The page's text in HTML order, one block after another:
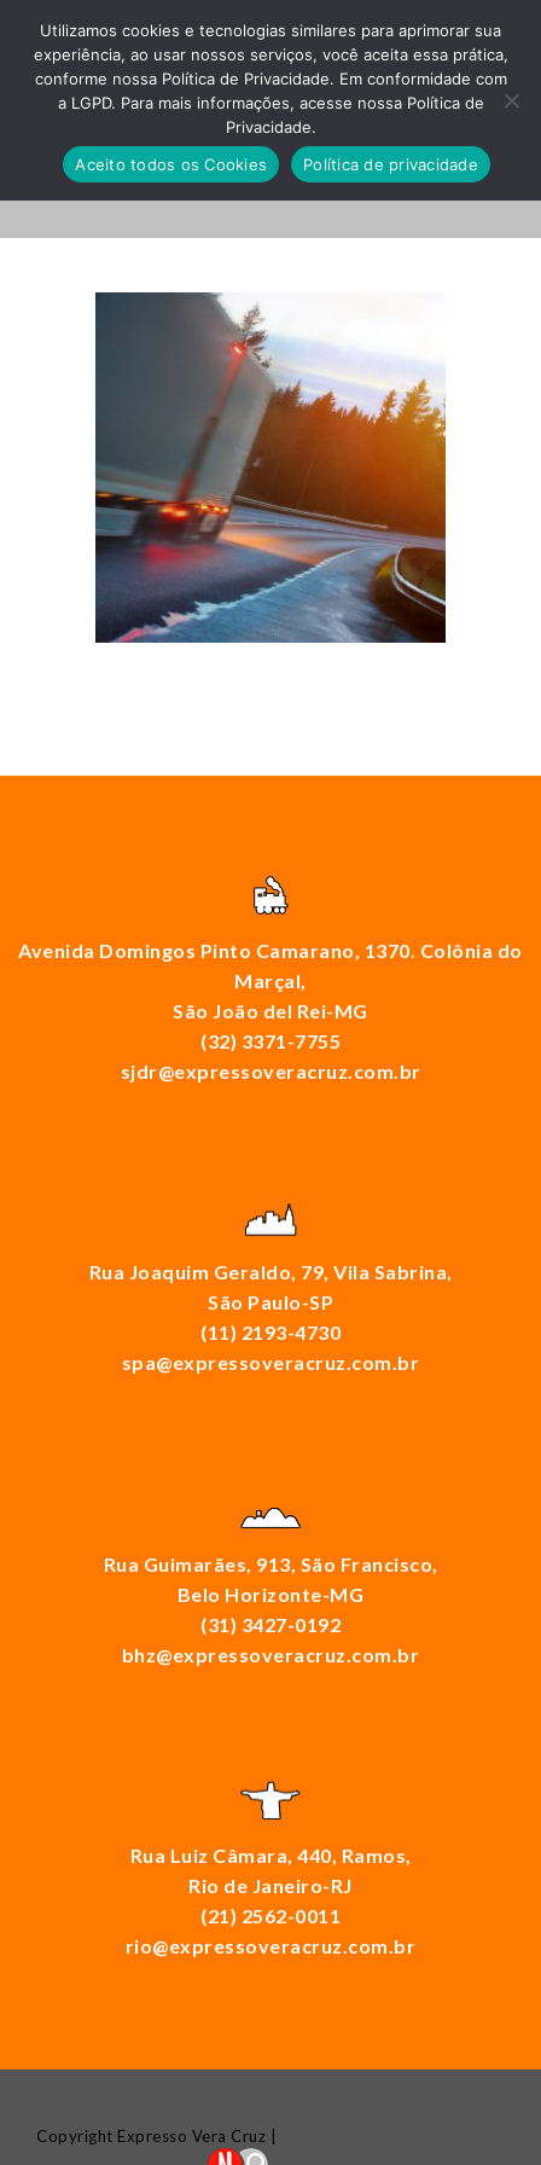
Untitled-27
Avenida Domingos Pinto Camarano, 1370. Colônia do
Marçal,
São João del Rei-MG
(32) 3371-7755
sjdr@expressoveracruz.com.br
Rua Joaquim Geraldo, 79, Vila Sabrina,
São Paulo-SP
(11) 2193-4730
spa@expressoveracruz.com.br
Rua Guimarães, 913, São Francisco,
Belo Horizonte-MG
(31) 3427-0192
bhz@expressoveracruz.com.br
Rua Luiz Câmara, 440, Ramos,
Rio de Janeiro-RJ
(21) 2562-0011
rio@expressoveracruz.com.br
Copyright Expresso Vera Cruz |
Utilizamos cookies e tecnologias similares para aprimorar sua
experiência, ao usar nossos serviços, você aceita essa prática,
conforme nossa Política de Privacidade. Em conformidade com
a LGPD. Para mais informações, acesse nossa Política de
Privacidade.
Aceito todos os Cookies
Política de privacidade